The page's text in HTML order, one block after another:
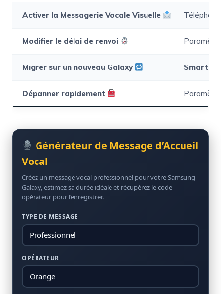
Activer la Messagerie Vocale Visuelle
Modifier le délai de renvoi
Migrer sur un nouveau Galaxy Smart
Dépanner rapidement
Générateur de Message d’Accueil
Vocal
Créez un message vocal professionnel pour votre Samsung
Galaxy, estimez sa durée idéale et récupérez le code
opérateur pour l’enregistrer.
TYPE DE MESSAGE
OPÉRATEUR